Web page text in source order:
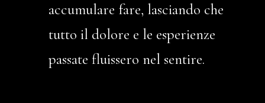
accumulare fare, lasciando che
tutto il dolore e le esperienze
passate fluissero nel sentire.